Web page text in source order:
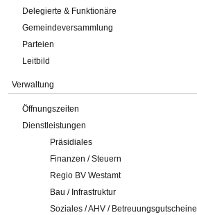
Delegierte & Funktionäre
Gemeindeversammlung
Parteien
Leitbild
Verwaltung
Öffnungszeiten
Dienstleistungen
Präsidiales
Finanzen / Steuern
Regio BV Westamt
Bau / Infrastruktur
Soziales / AHV / Betreuungsgutscheine